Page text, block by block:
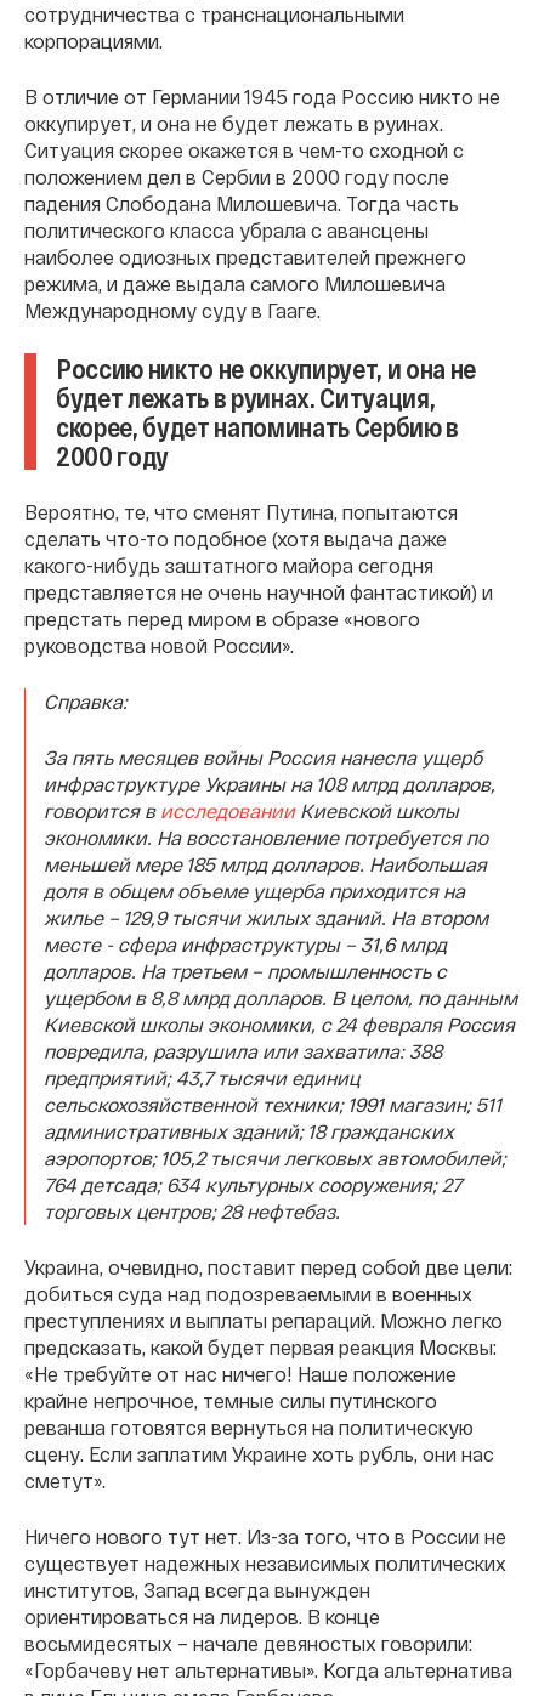
сотрудничества с транснациональными
корпорациями.
В отличие от Германии 1945 года Россию никто не
оккупирует, и она не будет лежать в руинах.
Ситуация скорее окажется в чем-то сходной с
положением дел в Сербии в 2000 году после
падения Слободана Милошевича. Тогда часть
политического класса убрала с авансцены
наиболее одиозных представителей прежнего
режима, и даже выдала самого Милошевича
Международному суду в Гааге.
Россию никто не оккупирует, и она не
будет лежать в руинах. Ситуация,
скорее, будет напоминать Сербию в
2000 году
Вероятно, те, что сменят Путина, попытаются
сделать что-то подобное (хотя выдача даже
какого-нибудь заштатного майора сегодня
представляется не очень научной фантастикой) и
предстать перед миром в образе «нового
руководства новой России».
Справка:
За пять месяцев войны Россия нанесла ущерб
инфраструктуре Украины на 108 млрд долларов,
говорится в исследованииКиевской школы
экономики. На восстановление потребуется по
меньшей мере 185 млрд долларов. Наибольшая
доля в общем объеме ущерба приходится на
жилье – 129,9 тысячи жилых зданий. На втором
месте - сфера инфраструктуры – 31,6 млрд
долларов. На третьем – промышленность с
ущербом в 8,8 млрд долларов. В целом, по данным
Киевской школы экономики, с 24 февраля Россия
повредила, разрушила или захватила: 388
предприятий; 43,7 тысячи единиц
сельскохозяйственной техники; 1991 магазин; 511
административных зданий; 18 гражданских
аэропортов; 105,2 тысячи легковых автомобилей;
764 детсада; 634 культурных сооружения; 27
торговых центров; 28 нефтебаз.
Украина, очевидно, поставит перед собой две цели:
добиться суда над подозреваемыми в военных
преступлениях и выплаты репараций. Можно легко
предсказать, какой будет первая реакция Москвы:
«Не требуйте от нас ничего! Наше положение
крайне непрочное, темные силы путинского
реванша готовятся вернуться на политическую
сцену. Если заплатим Украине хоть рубль, они нас
сметут».
Ничего нового тут нет. Из-за того, что в России не
существует надежных независимых политических
институтов, Запад всегда вынужден
ориентироваться на лидеров. В конце
восьмидесятых – начале девяностых говорили:
«Горбачеву нет альтернативы». Когда альтернатива